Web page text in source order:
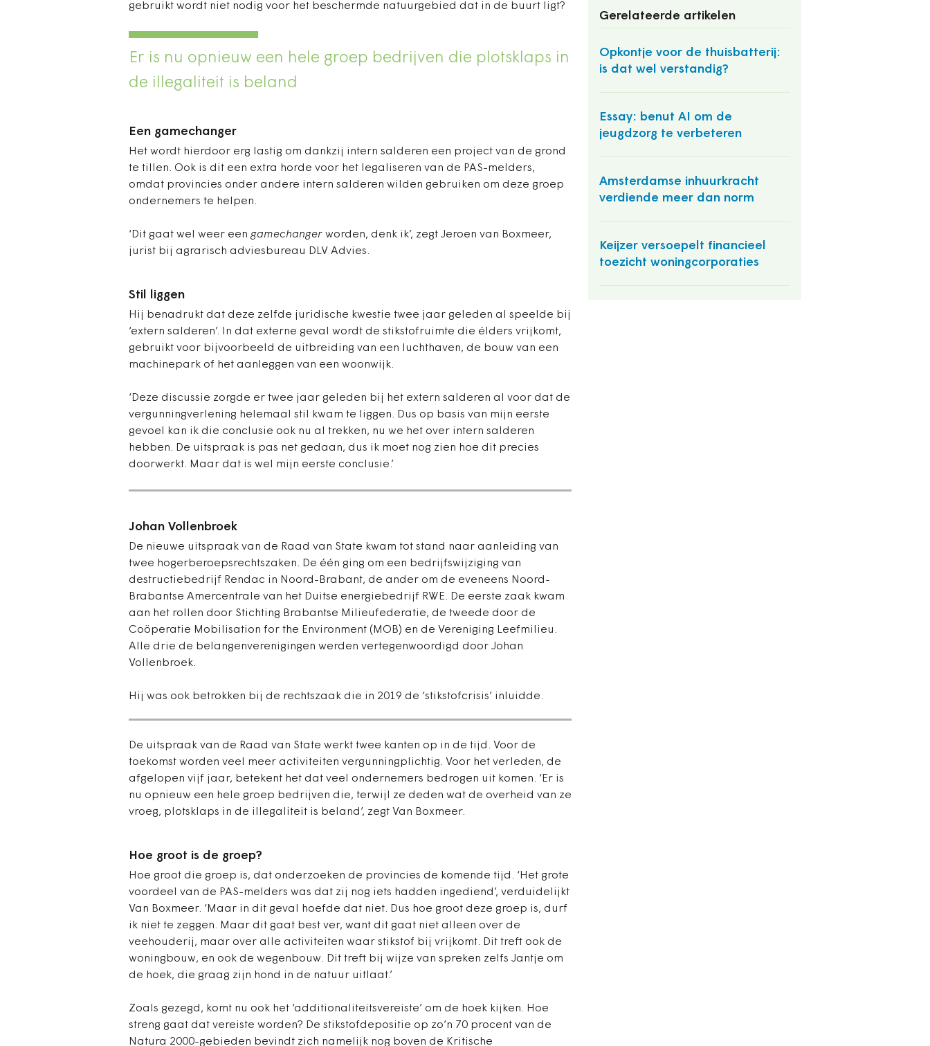
Gerelateerde artikelen
Opkontje voor de thuisbatterij:
is dat wel verstandig?
Essay: benut AI om de
jeugdzorg te verbeteren
Amsterdamse inhuurkracht
verdiende meer dan norm
Keijzer versoepelt financieel
toezicht woningcorporaties
gebruikt wordt niet nodig voor het beschermde natuurgebied dat in de buurt ligt?
Er is nu opnieuw een hele groep bedrijven die plotsklaps in
de illegaliteit is beland
Een gamechanger
Het wordt hierdoor erg lastig om dankzij intern salderen een project van de grond
te tillen. Ook is dit een extra horde voor het legaliseren van de PAS-melders,
omdat provincies onder andere intern salderen wilden gebruiken om deze groep
ondernemers te helpen.
‘Dit gaat wel weer een gamechanger worden, denk ik’, zegt Jeroen van Boxmeer,
jurist bij agrarisch adviesbureau DLV Advies.
Stil liggen
Hij benadrukt dat deze zelfde juridische kwestie twee jaar geleden al speelde bij
‘extern salderen’. In dat externe geval wordt de stikstofruimte die élders vrijkomt,
gebruikt voor bijvoorbeeld de uitbreiding van een luchthaven, de bouw van een
machinepark of het aanleggen van een woonwijk.
‘Deze discussie zorgde er twee jaar geleden bij het extern salderen al voor dat de
vergunningverlening helemaal stil kwam te liggen. Dus op basis van mijn eerste
gevoel kan ik die conclusie ook nu al trekken, nu we het over intern salderen
hebben. De uitspraak is pas net gedaan, dus ik moet nog zien hoe dit precies
doorwerkt. Maar dat is wel mijn eerste conclusie.’
Johan Vollenbroek
De nieuwe uitspraak van de Raad van State kwam tot stand naar aanleiding van
twee hogerberoepsrechtszaken. De één ging om een bedrijfswijziging van
destructiebedrijf Rendac in Noord-Brabant, de ander om de eveneens Noord-
Brabantse Amercentrale van het Duitse energiebedrijf RWE. De eerste zaak kwam
aan het rollen door Stichting Brabantse Milieufederatie, de tweede door de
Coöperatie Mobilisation for the Environment (MOB) en de Vereniging Leefmilieu.
Alle drie de belangenverenigingen werden vertegenwoordigd door Johan
Vollenbroek.
Hij was ook betrokken bij de rechtszaak die in 2019 de ‘stikstofcrisis’ inluidde.
De uitspraak van de Raad van State werkt twee kanten op in de tijd. Voor de
toekomst worden veel meer activiteiten vergunningplichtig. Voor het verleden, de
afgelopen vijf jaar, betekent het dat veel ondernemers bedrogen uit komen. ‘Er is
nu opnieuw een hele groep bedrijven die, terwijl ze deden wat de overheid van ze
vroeg, plotsklaps in de illegaliteit is beland’, zegt Van Boxmeer.
Hoe groot is de groep?
Hoe groot die groep is, dat onderzoeken de provincies de komende tijd. ‘Het grote
voordeel van de PAS-melders was dat zij nog iets hadden ingediend’, verduidelijkt
Van Boxmeer. ‘Maar in dit geval hoefde dat niet. Dus hoe groot deze groep is, durf
ik niet te zeggen. Maar dit gaat best ver, want dit gaat niet alleen over de
veehouderij, maar over alle activiteiten waar stikstof bij vrijkomt. Dit treft ook de
woningbouw, en ook de wegenbouw. Dit treft bij wijze van spreken zelfs Jantje om
de hoek, die graag zijn hond in de natuur uitlaat.’
Zoals gezegd, komt nu ook het ‘additionaliteitsvereiste’ om de hoek kijken. Hoe
streng gaat dat vereiste worden? De stikstofdepositie op zo’n 70 procent van de
Natura 2000-gebieden bevindt zich namelijk nog boven de Kritische